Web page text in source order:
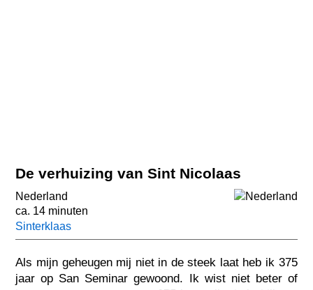
De verhuizing van Sint Nicolaas
Nederland
ca. 14 minuten
Sinterklaas
Als mijn geheugen mij niet in de steek laat heb ik 375
jaar op San Seminar gewoond. Ik wist niet beter of